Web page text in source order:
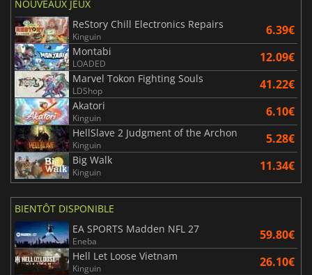
NOUVEAUX JEUX
ReStory Chill Electronics Repairs
Kinguin 6.39€
Montabi
LOADED 12.09€
Marvel Tokon Fighting Souls
LDShop 41.22€
Akatori
Kinguin 6.10€
HellSlave 2 Judgment of the Archon
Kinguin 5.28€
Big Walk
Kinguin 11.34€
BIENTÔT DISPONIBLE
EA SPORTS Madden NFL 27
Eneba 59.80€
Hell Let Loose Vietnam
Kinguin 26.10€